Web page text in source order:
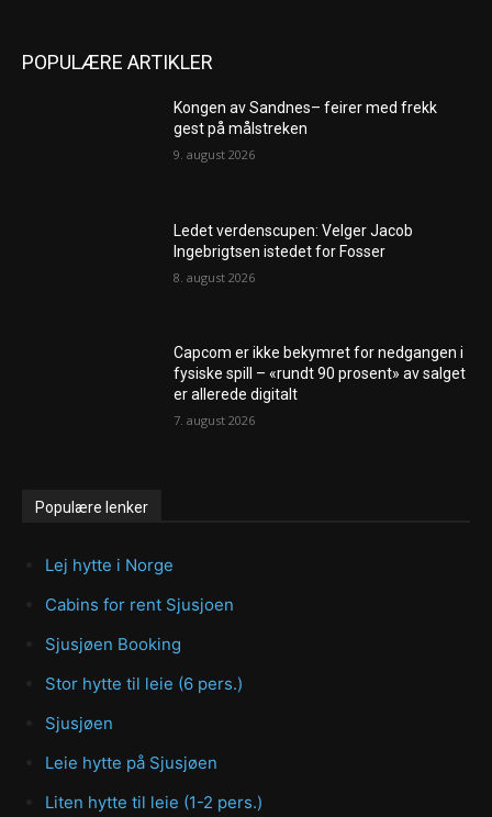
POPULÆRE ARTIKLER
Kongen av Sandnes– feirer med frekk
gest på målstreken
9. august 2026
Ledet verdenscupen: Velger Jacob
Ingebrigtsen istedet for Fosser
8. august 2026
Capcom er ikke bekymret for nedgangen i
fysiske spill – «rundt 90 prosent» av salget
er allerede digitalt
7. august 2026
Populære lenker
Lej hytte i Norge
Cabins for rent Sjusjoen
Sjusjøen Booking
Stor hytte til leie (6 pers.)
Sjusjøen
Leie hytte på Sjusjøen
Liten hytte til leie (1-2 pers.)